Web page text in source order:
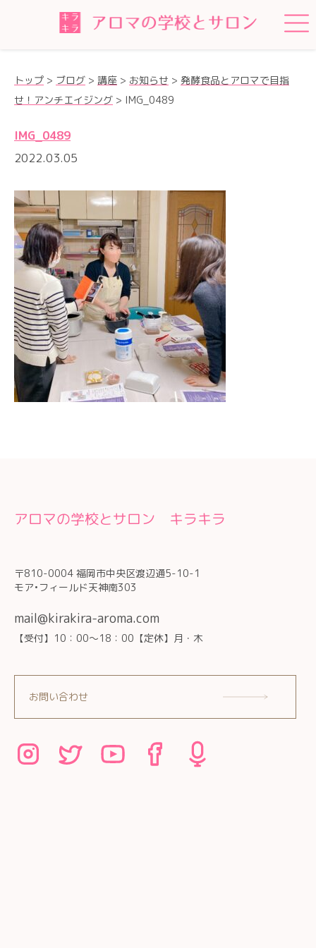
トップ > ブログ > 講座 > お知らせ > 発酵食品とアロマで目指
せ！アンチエイジング > IMG_0489
IMG_0489
2022.03.05
アロマの学校とサロン キラキラ
〒810-0004 福岡市中央区渡辺通5-10-1
モア•フィールド天神南303
mail@kirakira-aroma.com
【受付】10：00～18：00【定休】月・木
お問い合わせ